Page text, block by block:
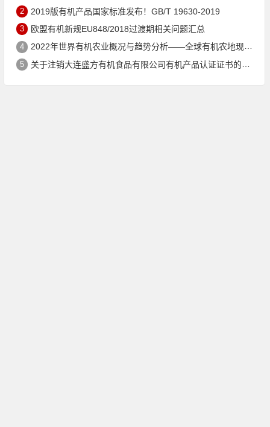
2 2019版有机产品国家标准发布！GB/T 19630-2019
3 欧盟有机新规EU848/2018过渡期相关问题汇总
4 2022年世界有机农业概况与趋势分析——全球有机农地现状与有机食品（含饮料）市场
5 关于注销大连盛方有机食品有限公司有机产品认证证书的公告